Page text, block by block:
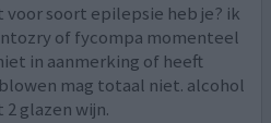
soort epilepsie heb je? ik
of fycompa momenteel
in aanmerking of heeft
mag totaal niet. alcohol
glazen wijn.